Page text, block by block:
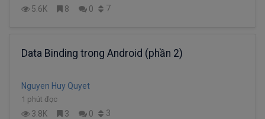
5.6K 8 0 7
Data Binding trong Android (phần 2)
Nguyen Huy Quyet
1 phút đọc
3.8K 3 0 3